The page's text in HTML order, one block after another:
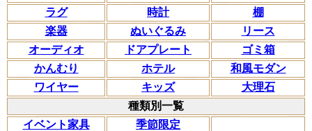
ラグ
時計
棚
楽器
ぬいぐるみ
リース
オーディオ
ドアプレート
ゴミ箱
かんむり
ホテル
和風モダン
ワイヤー
キッズ
大理石
種類別一覧
イベント家具
季節限定